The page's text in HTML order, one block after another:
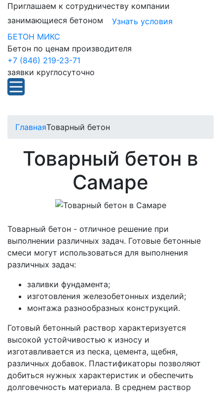
Приглашаем к сотрудничеству компании
занимающиеся бетоном
Узнать условия
БЕТОН МИКС
Бетон по ценам производителя
+7 (846) 219-23-71
заявки круглосуточно
ГлавнаяТоварный бетон
Товарный бетон в
Самаре
Товарный бетон - отличное решение при
выполнении различных задач. Готовые бетонные
смеси могут использоваться для выполнения
различных задач:
заливки фундамента;
изготовления железобетонных изделий;
монтажа разнообразных конструкций.
Готовый бетонный раствор характеризуется
высокой устойчивостью к износу и
изготавливается из песка, цемента, щебня,
различных добавок. Пластификаторы позволяют
добиться нужных характеристик и обеспечить
долговечность материала. В среднем раствор